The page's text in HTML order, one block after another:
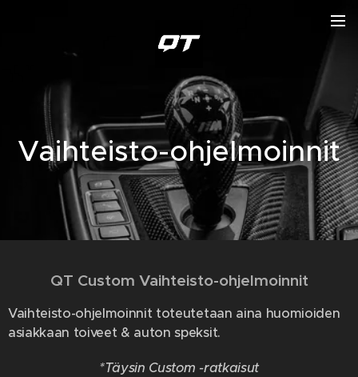
Vaihteisto-ohjelmoinnit
QT Custom Vaihteisto-ohjelmoinnit
Vaihteisto-ohjelmoinnit toteutetaan aina huomioiden
asiakkaan toiveet & auton speksit.
*Täysin Custom -ratkaisut